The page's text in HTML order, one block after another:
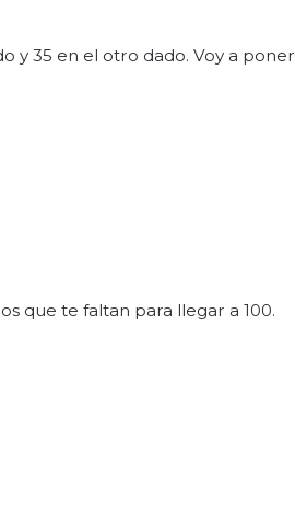
y 35 en el otro dado. Voy a poner
que te faltan para llegar a 100.